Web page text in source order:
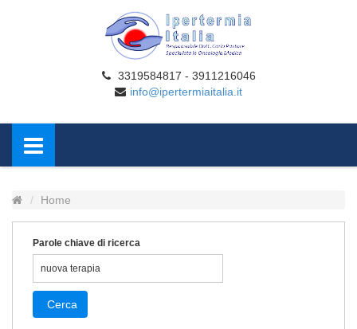
3319584817 - 3911216046
info@ipertermiaitalia.it
Home
Parole chiave di ricerca
Cerca